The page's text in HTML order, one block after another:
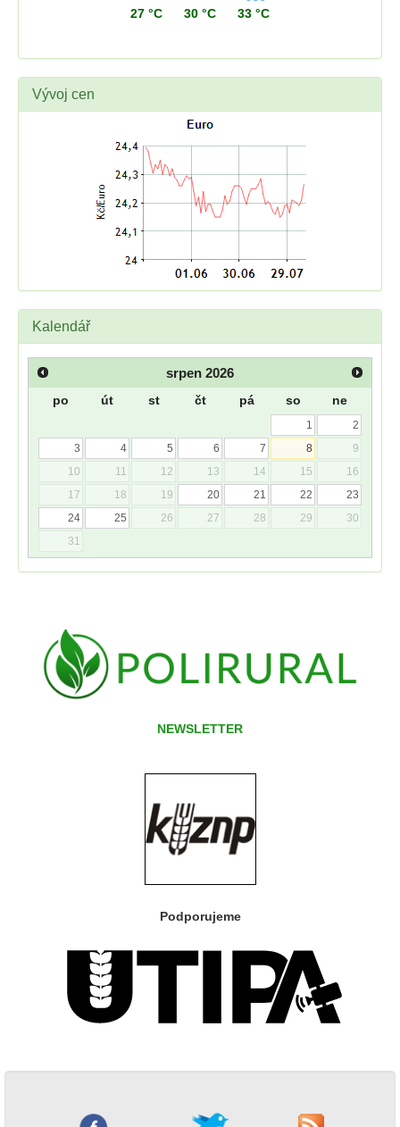
27 °C 30 °C 33 °C
Vývoj cen
Kalendář
srpen 2026
po út st čt pá so ne
1
2
3
4 5 6 7 8
9
10
11 12 13 14 15
16
17
18 19 20 21 22
23
24
25 26 27 28 29
30
31
NEWSLETTER
Podporujeme